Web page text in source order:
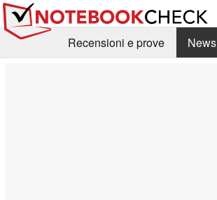
Recensioni e prove
News